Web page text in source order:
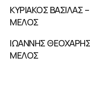
ΚΥΡΙΑΚΟΣ
ΜΕΛΟΣ
ΙΩΑΝΝΗΣ
ΜΕΛΟΣ